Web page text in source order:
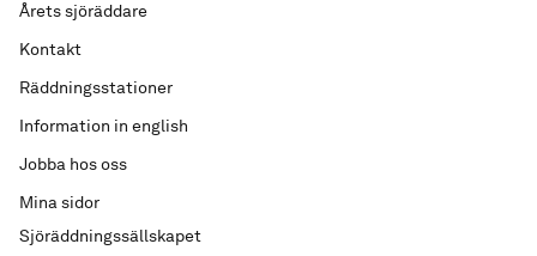
Sjöräddningssällskapet
Årets sjöräddare
Kontakt
Räddningsstationer
Information in english
Jobba hos oss
Mina sidor